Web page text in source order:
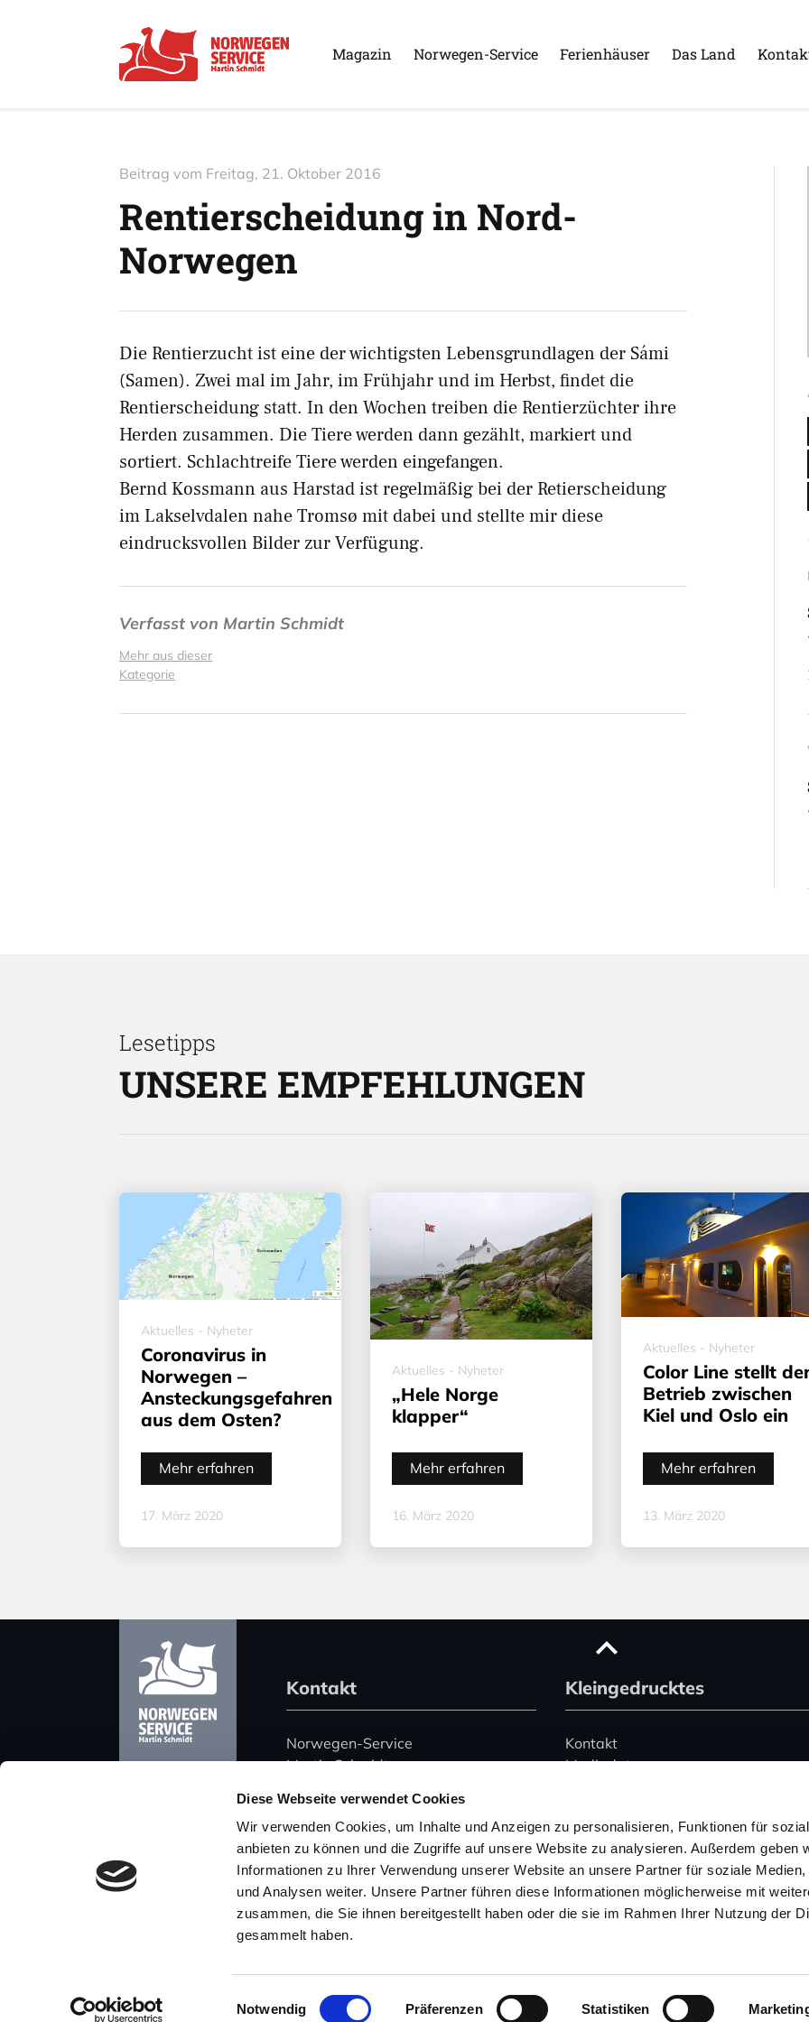
Diese Webseite verwendet Cookies
Wir verwenden Cookies, um Inhalte und Anzeigen zu personalisieren, Funktionen für
anbieten zu können und die Zugriffe auf unsere Website zu analysieren. Außerdem geben
Informationen zu Ihrer Verwendung unserer Website an unsere Partner für soziale Medien,
und Analysen weiter. Unsere Partner führen diese Informationen möglicherweise mit
zusammen, die Sie ihnen bereitgestellt haben oder die sie im Rahmen Ihrer Nutzung der
gesammelt haben.
Einwilligungsauswahl
Notwendig Präferenzen Statistiken
Magazin Norwegen-Service Ferienhäuser Das Land
Beitrag vom Freitag, 21. Oktober 2016
Rentierscheidung in Nord-
Norwegen
Die Rentierzucht ist eine der wichtigsten Lebensgrundlagen der Sámi
(Samen). Zwei mal im Jahr, im Frühjahr und im Herbst, findet die
Rentierscheidung statt. In den Wochen treiben die Rentierzüchter ihre
Herden zusammen. Die Tiere werden dann gezählt, markiert und
sortiert. Schlachtreife Tiere werden eingefangen.
Bernd Kossmann aus Harstad ist regelmäßig bei der Retierscheidung
im Lakselvdalen nahe Tromsø mit dabei und stellte mir diese
eindrucksvollen Bilder zur Verfügung.
Verfasst von Martin Schmidt
Mehr aus dieser
Kategorie
Lesetipps
UNSERE EMPFEHLUNGEN
Aktuelles - Nyheter
Coronavirus in
Norwegen –
Ansteckungsgefahren
aus dem Osten?
Mehr erfahren
17. März 2020
Aktuelles - Nyheter
„Hele Norge
klapper“
Mehr erfahren
16. März 2020
Aktuelles - Nyheter
Color Line stellt
Betrieb zwischen
Kiel und Oslo ein
Mehr erfahren
13. März 2020
Kontakt
Norwegen-Service
Martin Schmidt
Harz 51
06108 Halle (Saale)
Deutschland
Telefon: +49 (0) 345 2495074
Mobil: +49 (0) 157 53004754
E-Mail: post@norwegeninfo.net
Kleingedrucktes
Kontakt
Mediadaten
Datenschutz
Impressum
Hinweise zur Buchung
von Ferienhäusern